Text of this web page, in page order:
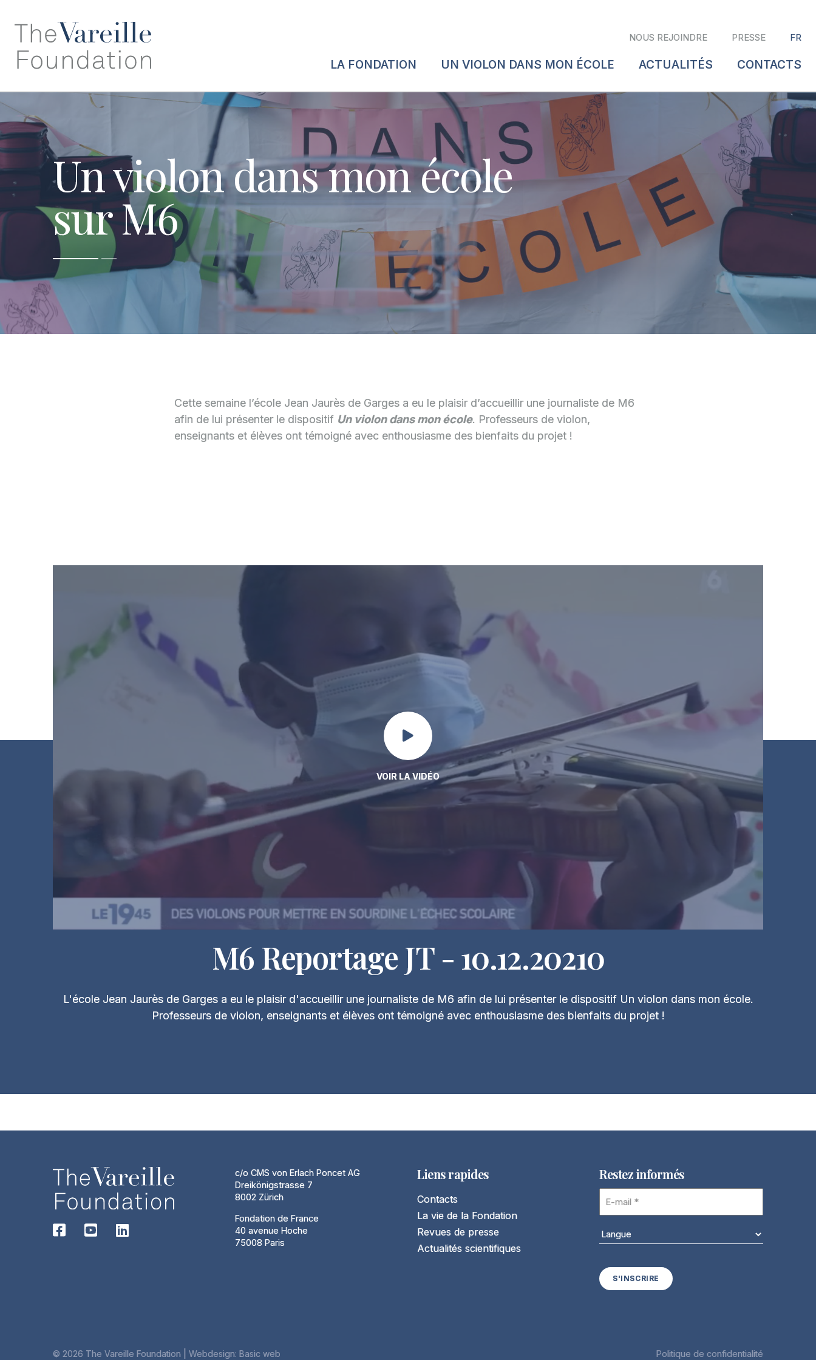
Un violon dans mon école
sur M6
Cette semaine l’école Jean Jaurès de Garges a eu le plaisir d’accueillir une journaliste de M6
afin de lui présenter le dispositif Un violon dans mon école. Professeurs de violon,
enseignants et élèves ont témoigné avec enthousiasme des bienfaits du projet !
VOIR LA VIDÉO
M6 Reportage JT - 10.12.20210
L'école Jean Jaurès de Garges a eu le plaisir d'accueillir une journaliste de M6 afin de lui présenter le dispositif Un violon dans mon école.
Professeurs de violon, enseignants et élèves ont témoigné avec enthousiasme des bienfaits du projet !
c/o CMS von Erlach Poncet AG
Dreikönigstrasse 7
8002 Zürich
Fondation de France
40 avenue Hoche
75008 Paris
Liens rapides
Contacts
La vie de la Fondation
Revues de presse
Actualités scientifiques
Restez informés
E-
mail
(Nécessaire)
Langue
© 2026 The Vareille Foundation | Webdesign: Basic web Politique de confidentialité
NOUS REJOINDRE PRESSE FR
LA FONDATION UN VIOLON DANS MON ÉCOLE ACTUALITÉS CONTACTS